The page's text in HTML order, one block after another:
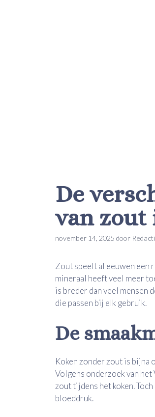
De
van zout
november 14, 2025 door
Zout speelt al eeuwen een
mineraal heeft veel meer
is breder dan veel mensen
die passen bij elk gebruik.
De
Koken zonder zout is bijna
Volgens onderzoek van
zout tijdens het koken.
bloeddruk.